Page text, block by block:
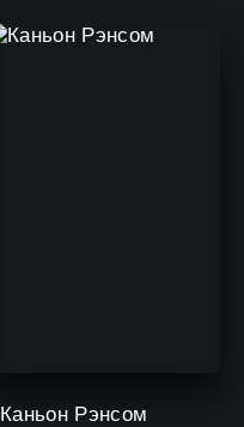
Каньон Рэнсом